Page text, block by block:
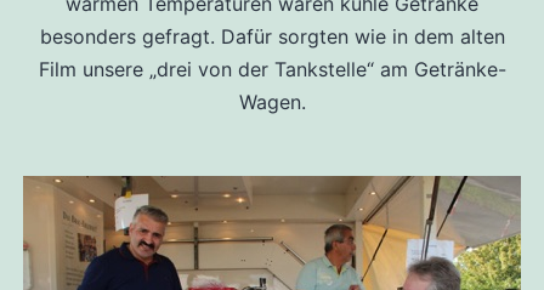
besonders gefragt. Dafür sorgten wie in dem alten
Film unsere „drei von der Tankstelle“ am Getränke-
Wagen.